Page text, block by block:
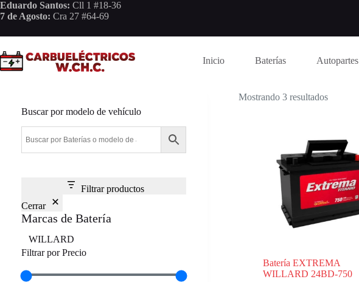
Saltar
al
Eduardo Santos: Cll 1 #18-36
7 de Agosto: Cra 27 #64-69
Inicio Baterías Autopartes
Mostrando 3 resultados
Batería EXTREMA
WILLARD 24BD-750
Buscar por modelo de vehículo
Filtrar productos
Cerrar
Marcas de Batería
Marca
WILLARD
Filtrar por Precio